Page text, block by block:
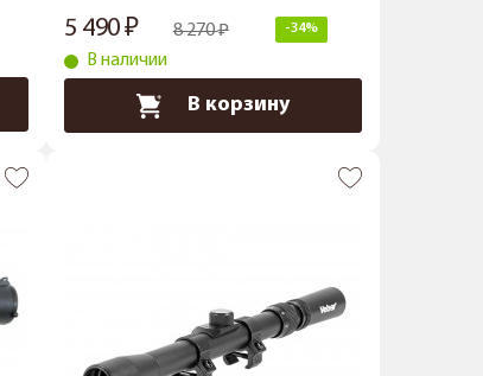
5 490 8 270 -34%
В наличии
В корзину